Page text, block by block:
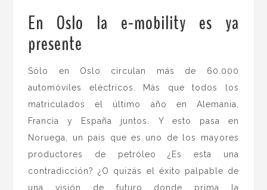
En Oslo la e-mobility es ya
presente
Sólo en Oslo circulan más de 60.000
automóviles eléctricos. Más que todos los
matriculados el último año en Alemania,
Francia y España juntos. Y esto pasa en
Noruega, un país que es uno de los mayores
productores de petróleo ¿Es esta una
contradicción? ¿O quizás el éxito palpable de
una visión de futuro donde prima la